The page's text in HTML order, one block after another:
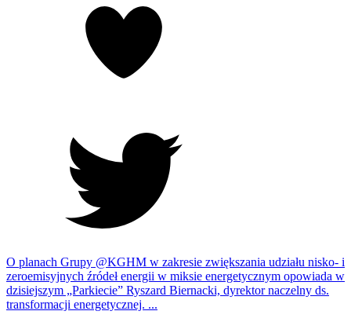
O planach Grupy @KGHM w zakresie zwiększania udziału nisko- i
zeroemisyjnych źródeł energii w miksie energetycznym opowiada w
dzisiejszym „Parkiecie” Ryszard Biernacki, dyrektor naczelny ds.
transformacji energetycznej. ...